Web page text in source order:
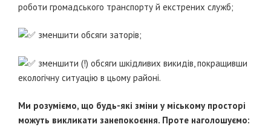
роботи громадського транспорту й екстрених служб;
зменшити обсяги заторів;
зменшити (!) обсяги шкідливих викидів, покращивши
екологічну ситуацію в цьому районі.
Ми розуміємо, що будь-які зміни у міському просторі
можуть викликати занепокоєння. Проте наголошуємо: